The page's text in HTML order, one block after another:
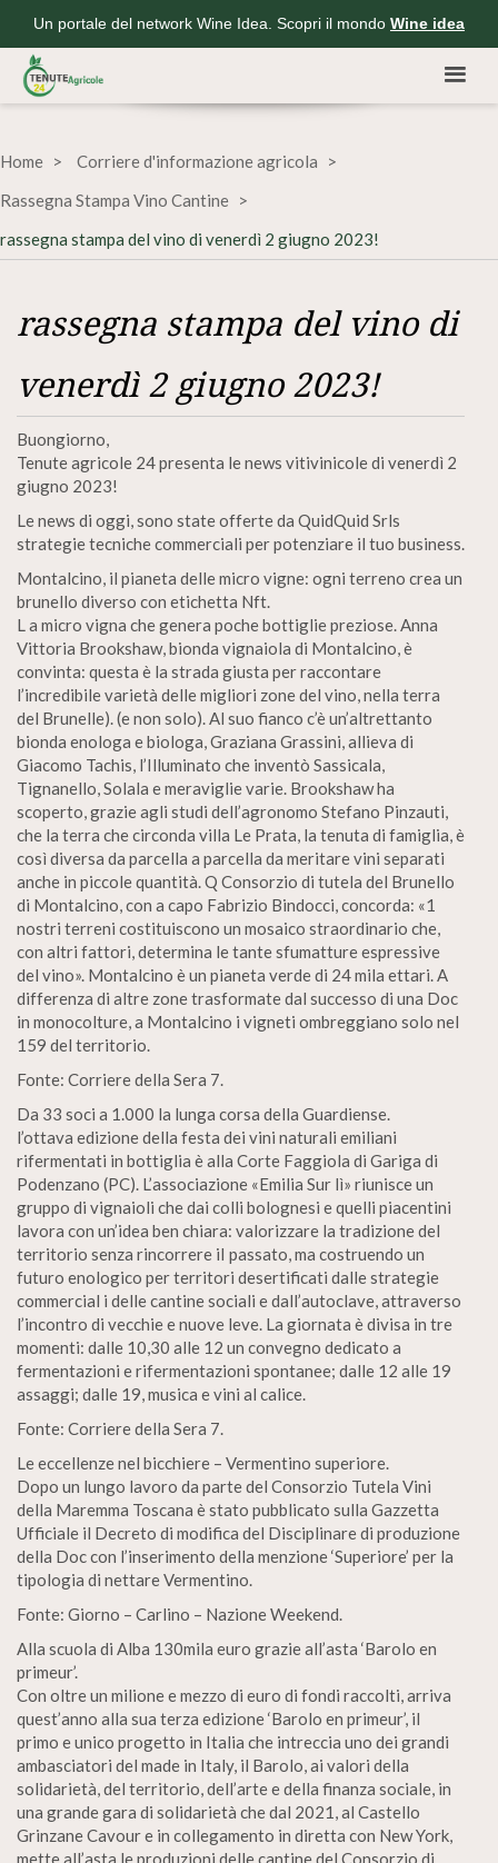
Un portale del network Wine Idea. Scopri il mondo Wine idea
Home
Corriere d'informazione agricola
Rassegna Stampa Vino Cantine
rassegna stampa del vino di venerdì 2 giugno 2023!
rassegna stampa del vino di
venerdì 2 giugno 2023!
Buongiorno,
Tenute agricole 24 presenta le news vitivinicole di venerdì 2
giugno 2023!
Le news di oggi, sono state offerte da QuidQuid Srls
strategie tecniche commerciali per potenziare il tuo business.
Montalcino, il pianeta delle micro vigne: ogni terreno crea un
brunello diverso con etichetta Nft.
L a micro vigna che genera poche bottiglie preziose. Anna
Vittoria Brookshaw, bionda vignaiola di Montalcino, è
convinta: questa è la strada giusta per raccontare
l’incredibile varietà delle migliori zone del vino, nella terra
del Brunelle). (e non solo). Al suo fianco c’è un’altrettanto
bionda enologa e biologa, Graziana Grassini, allieva di
Giacomo Tachis, l’Illuminato che inventò Sassicala,
Tignanello, Solala e meraviglie varie. Brookshaw ha
scoperto, grazie agli studi dell’agronomo Stefano Pinzauti,
che la terra che circonda villa Le Prata, la tenuta di famiglia, è
così diversa da parcella a parcella da meritare vini separati
anche in piccole quantità. Q Consorzio di tutela del Brunello
di Montalcino, con a capo Fabrizio Bindocci, concorda: «1
nostri terreni costituiscono un mosaico straordinario che,
con altri fattori, determina le tante sfumatture espressive
del vino». Montalcino è un pianeta verde di 24 mila ettari. A
differenza di altre zone trasformate dal successo di una Doc
in monocolture, a Montalcino i vigneti ombreggiano solo nel
159 del territorio.
Fonte: Corriere della Sera 7.
Da 33 soci a 1.000 la lunga corsa della Guardiense.
l’ottava edizione della festa dei vini naturali emiliani
rifermentati in bottiglia è alla Corte Faggiola di Gariga di
Podenzano (PC). L’associazione «Emilia Sur lì» riunisce un
gruppo di vignaioli che dai colli bolognesi e quelli piacentini
lavora con un’idea ben chiara: valorizzare la tradizione del
territorio senza rincorrere iI passato, ma costruendo un
futuro enologico per territori desertificati dalle strategie
commercial i delle cantine sociali e dall’autoclave, attraverso
l’incontro di vecchie e nuove leve. La giornata è divisa in tre
momenti: dalle 10,30 alle 12 un convegno dedicato a
fermentazioni e rifermentazioni spontanee; dalle 12 alle 19
assaggi; dalle 19, musica e vini al calice.
Fonte: Corriere della Sera 7.
Le eccellenze nel bicchiere – Vermentino superiore.
Dopo un lungo lavoro da parte del Consorzio Tutela Vini
della Maremma Toscana è stato pubblicato sulla Gazzetta
Ufficiale il Decreto di modifica del Disciplinare di produzione
della Doc con l’inserimento della menzione ‘Superiore’ per la
tipologia di nettare Vermentino.
Fonte: Giorno – Carlino – Nazione Weekend.
Alla scuola di Alba 130mila euro grazie all’asta ‘Barolo en
primeur’.
Con oltre un milione e mezzo di euro di fondi raccolti, arriva
quest’anno alla sua terza edizione ‘Barolo en primeur’, il
primo e unico progetto in Italia che intreccia uno dei grandi
ambasciatori del made in Italy, il Barolo, ai valori della
solidarietà, del territorio, dell’arte e della finanza sociale, in
una grande gara di solidarietà che dal 2021, al Castello
Grinzane Cavour e in collegamento in diretta con New York,
mette all’asta le produzioni delle cantine del Consorzio di